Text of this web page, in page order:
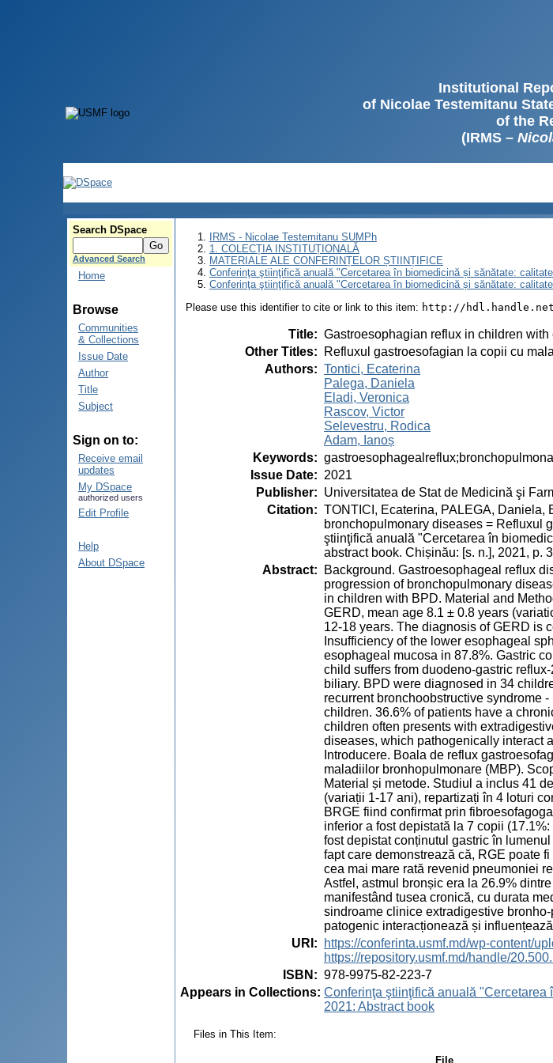
Institutional
of Nicolae Testemitanu
of the
(IRMS –
Search DSpace
Advanced Search
Home
Browse
Communities
& Collections
Issue Date
Author
Title
Subject
Sign on to:
Receive email
updates
My DSpace
authorized users
Edit Profile
Help
About DSpace
IRMS - Nicolae Testemitanu SUMPh
1. COLECȚIA INSTITUȚIONALĂ
MATERIALE ALE CONFERINȚELOR ȘTIINȚIFICE
Conferinţa ştiinţifică anuală "Cercetarea în biomedicină și sănătate:
Conferinţa ştiinţifică anuală "Cercetarea în biomedicină și sănătate:
Please use this identifier to cite or link to this item: http://hdl.handle.net/
Title: Gastroesophagian reflux in children
Other Titles:
Refluxul gastroesofagian la copii cu
Authors: Tontici, Ecaterina
Palega, Daniela
Eladi, Veronica
Rașcov, Victor
Selevestru, Rodica
Adam, Ianoș
Keywords:
Issue Date: 2021
Publisher: Universitatea de Stat de Medicină şi
Citation: TONTICI, Ecaterina, PALEGA, Daniela,
bronchopulmonary diseases = Refluxul
ştiinţifică anuală "Cercetarea în
abstract book. Chișinău: [s. n.], 2021, p.
Abstract:
Background. Gastroesophageal reflux
progression of bronchopulmonary
in children with BPD. Material and
GERD, mean age 8.1 ± 0.8 years
12-18 years. The diagnosis of GERD is
Insufficiency of the lower esophageal
esophageal mucosa in 87.8%. Gastric
child suffers from duodeno-gastric
biliary. BPD were diagnosed in 34
recurrent bronchoobstructive syndrome
children. 36.6% of patients have a
children often presents with
diseases, which pathogenically interact
Introducere. Boala de reflux
maladiilor bronhopulmonare (MBP).
Material și metode. Studiul a inclus 41
(variații 1-17 ani), repartizați în 4 loturi
BRGE fiind confirmat prin
inferior a fost depistată la 7 copii
fost depistat conținutul gastric în
fapt care demonstrează că, RGE poate
cea mai mare rată revenid pneumoniei
Astfel, astmul bronșic era la 26.9%
manifestând tusea cronică, cu durata
sindroame clinice extradigestive
patogenic interacționează și
URI :
https://conferinta.usmf.md/wp-content/
https://repository.usmf.md/handle/
ISBN : 978-9975-82-223-7
Appears in Collections: Conferinţa ştiinţifică anuală "Cercetarea
2021: Abstract book
Files in This Item:
File